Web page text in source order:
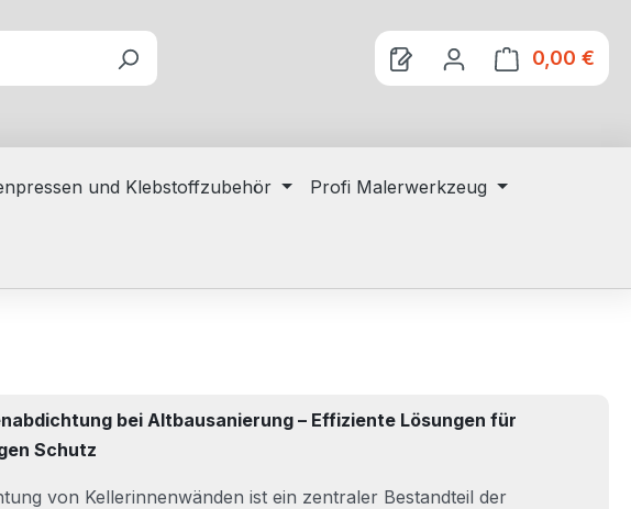
0,00 €
und Klebstoffzubehör Profi Malerwerkzeug
bei Altbausanierung – Effiziente Lösungen für
Schutz
von Kellerinnenwänden ist ein zentraler Bestandteil der